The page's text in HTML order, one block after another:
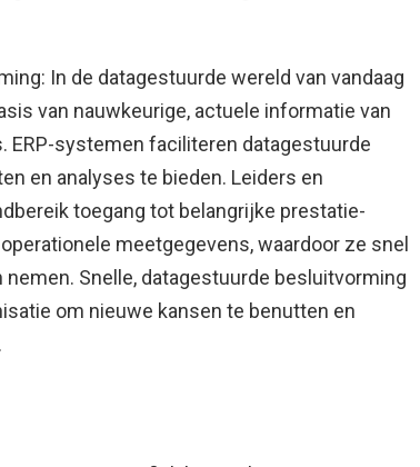
In de datagestuurde wereld van vandaag
van nauwkeurige, actuele informatie van
ERP-systemen faciliteren datagestuurde
en analyses te bieden. Leiders en
toegang tot belangrijke prestatie-
meetgegevens, waardoor ze snel
Snelle, datagestuurde besluitvorming
om nieuwe kansen te benutten en